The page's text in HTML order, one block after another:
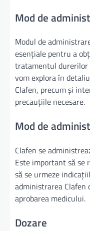
Mod de
Modul de
esențiale pentru a
tratamentul durerilor
vom explora în
Clafen, precum și
precauțiile necesare.
Mod de
Clafen se
Este important să se
să se urmeze
administrarea Clafen
aprobarea medicului.
Dozare